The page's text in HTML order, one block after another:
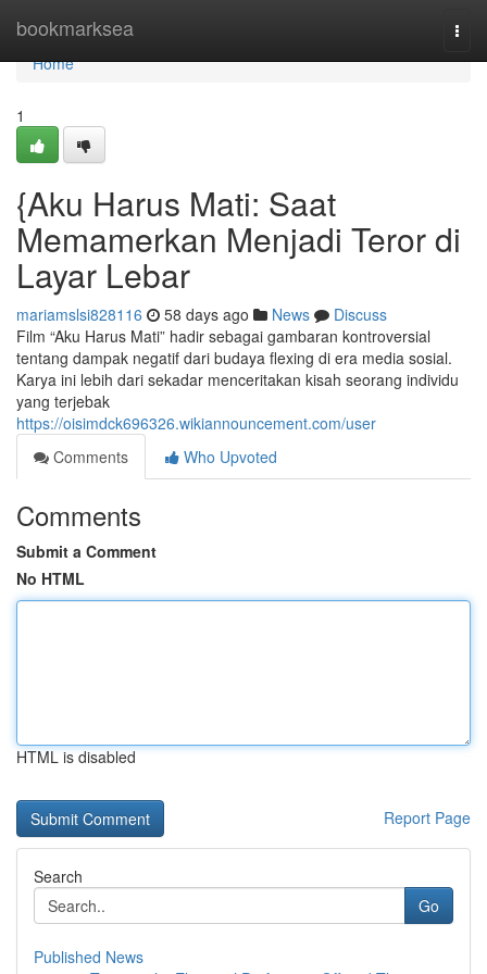
bookmarksea
Home
Home
1
{Aku Harus Mati: Saat
Memamerkan Menjadi Teror di
Layar Lebar
mariamslsi828116 58 days ago News
Discuss
Film “Aku Harus Mati” hadir sebagai gambaran kontroversial
tentang dampak negatif dari budaya flexing di era media sosial.
Karya ini lebih dari sekadar menceritakan kisah seorang individu
yang terjebak
https://oisimdck696326.wikiannouncement.com/user
Comments
Who Upvoted
Comments
Submit a Comment
No HTML
HTML is disabled
Report Page
Search
Go
Published News